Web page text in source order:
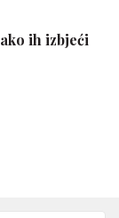
ih izbjeći